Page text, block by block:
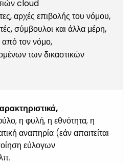
cloud
αρχές επιβολής του νόμου,
σύμβουλοι και άλλα μέρη,
από τον νόμο,
των δικαστικών
η φυλή, η εθνότητα, η
αναπηρία (εάν απαιτείται
εύλογων